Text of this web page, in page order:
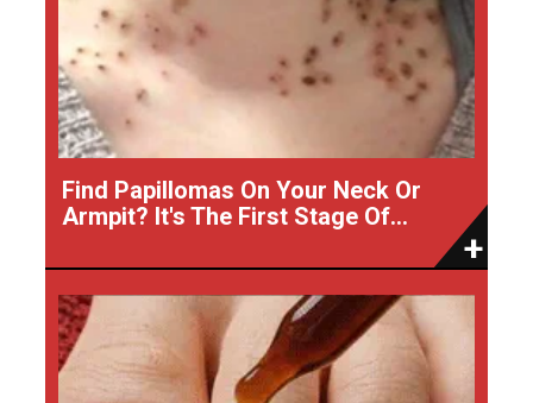
Find Papillomas On Your Neck Or
Armpit? It's The First Stage Of...